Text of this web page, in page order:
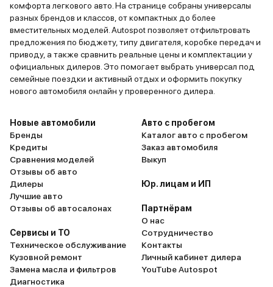
комфорта легкового авто. На странице собраны универсалы
разных брендов и классов, от компактных до более
вместительных моделей. Autospot позволяет отфильтровать
предложения по бюджету, типу двигателя, коробке передач и
приводу, а также сравнить реальные цены и комплектации у
официальных дилеров. Это помогает выбрать универсал под
семейные поездки и активный отдых и оформить покупку
нового автомобиля онлайн у проверенного дилера.
Новые автомобили
Бренды
Кредиты
Сравнения моделей
Отзывы об авто
Дилеры
Лучшие авто
Отзывы об автосалонах
Сервисы и ТО
Техническое обслуживание
Кузовной ремонт
Замена масла и фильтров
Диагностика
Авто с пробегом
Каталог авто с пробегом
Заказ автомобиля
Выкуп
Юр. лицам и ИП
Партнёрам
О нас
Сотрудничество
Контакты
Личный кабинет дилера
YouTube Autospot